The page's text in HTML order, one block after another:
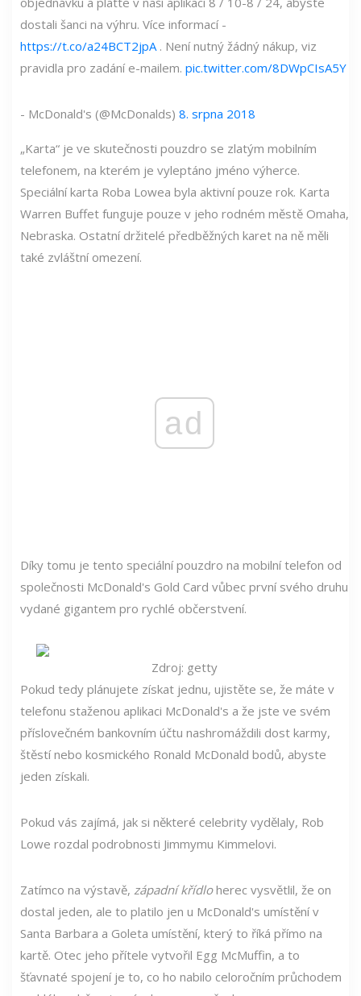
dostali šanci na výhru. Více informací -
https://t.co/a24BCT2jpA . Není nutný žádný nákup, viz
pravidla pro zadání e-mailem. pic.twitter.com/8DWpCIsA5Y
- McDonald's (@McDonalds) 8. srpna 2018
„Karta“ je ve skutečnosti pouzdro se zlatým mobilním
telefonem, na kterém je vyleptáno jméno výherce.
Speciální karta Roba Lowea byla aktivní pouze rok. Karta
Warren Buffet funguje pouze v jeho rodném městě Omaha,
Nebraska. Ostatní držitelé předběžných karet na ně měli
také zvláštní omezení.
ad
Díky tomu je tento speciální pouzdro na mobilní telefon od
společnosti McDonald's Gold Card vůbec první svého druhu
vydané gigantem pro rychlé občerstvení.
Zdroj: getty
Pokud tedy plánujete získat jednu, ujistěte se, že máte v
telefonu staženou aplikaci McDonald's a že jste ve svém
příslovečném bankovním účtu nashromáždili dost karmy,
štěstí nebo kosmického Ronald McDonald bodů, abyste
jeden získali.
Pokud vás zajímá, jak si některé celebrity vydělaly, Rob
Lowe rozdal podrobnosti Jimmymu Kimmelovi.
Zatímco na výstavě, západní křídloherec vysvětlil, že on
dostal jeden, ale to platilo jen u McDonald's umístění v
Santa Barbara a Goleta umístění, který to říká přímo na
kartě. Otec jeho přítele vytvořil Egg McMuffin, a to
šťavnaté spojení je to, co ho nabilo celoročním průchodem